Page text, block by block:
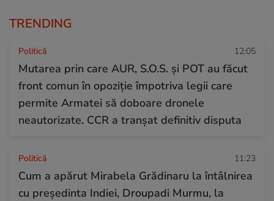
TRENDING
Politică 12:05
Mutarea prin care AUR, S.O.S. și POT au făcut
front comun în opoziție împotriva legii care
permite Armatei să doboare dronele
neautorizate. CCR a tranșat definitiv disputa
Politică 11:23
Cum a apărut Mirabela Grădinaru la întâlnirea
cu președinta Indiei, Droupadi Murmu, la